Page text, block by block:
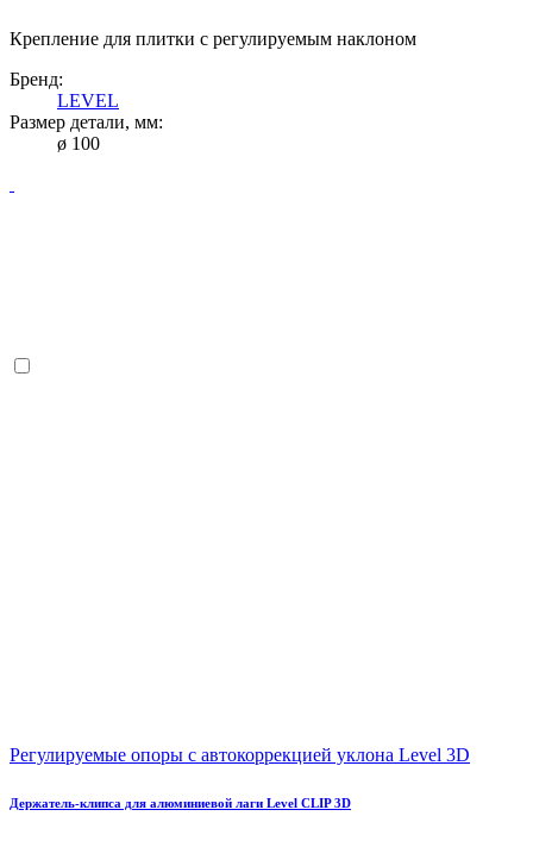
Крепление для плитки с регулируемым наклоном
Бренд:
LEVEL
Размер детали, мм:
ø 100
Регулируемые опоры с автокоррекцией уклона Level 3D
Держатель-клипса для алюминиевой лаги Level CLIP 3D